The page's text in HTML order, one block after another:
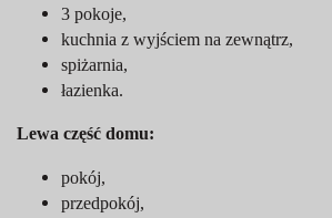
3 pokoje,
kuchnia z wyjściem na zewnątrz,
spiżarnia,
łazienka.
Lewa część domu:
pokój,
przedpokój,